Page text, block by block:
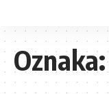
Oznaka: